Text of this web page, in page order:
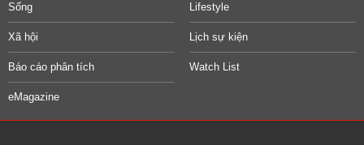
Sống Lifestyle
Xã hội Lịch sự kiện
Báo cáo phân tích Watch List
eMagazine